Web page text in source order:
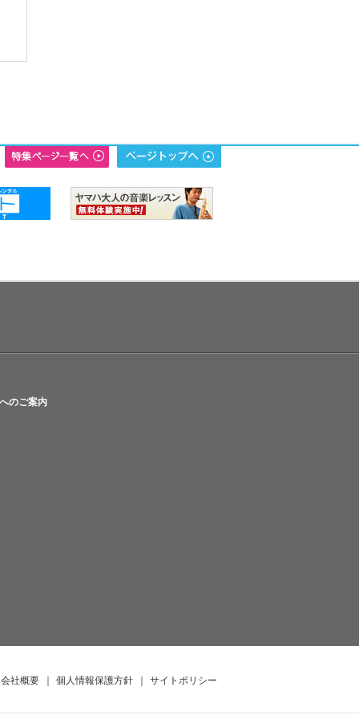
のご案内
会社概要 ｜ 個人情報保護方針 ｜ サイトポリシー